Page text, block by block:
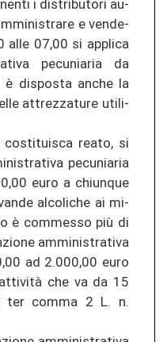
i dis­tri­bu­to­ri au­
e ven­de­
alle 07,00 si ap­pli­ca
pe­cu­nia­ria da
dis­pos­ta anche la
at­tre­z­za­tu­re uti­li­
reato, si
pe­cu­nia­ria
euro a chiun­que
al­co­li­che ai mi­
è comm­es­so più di
am­mi­nis­tra­ti­va
ad 2.000,00 euro
che va da 15
comma 2 L. n.